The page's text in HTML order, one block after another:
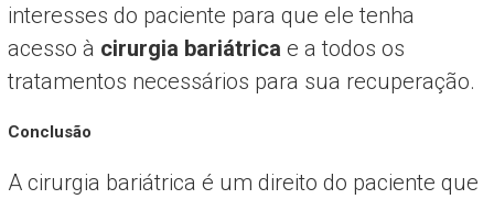
interesses do paciente para que ele tenha
acesso à cirurgia bariátrica e a todos os
tratamentos necessários para sua recuperação.
Conclusão
A cirurgia bariátrica é um direito do paciente que